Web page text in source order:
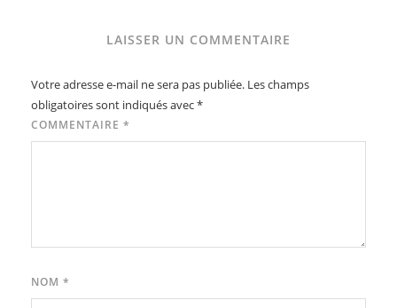
LAISSER UN COMMENTAIRE
Votre adresse e-mail ne sera pas publiée. Les champs
obligatoires sont indiqués avec*
COMMENTAIRE *
NOM *